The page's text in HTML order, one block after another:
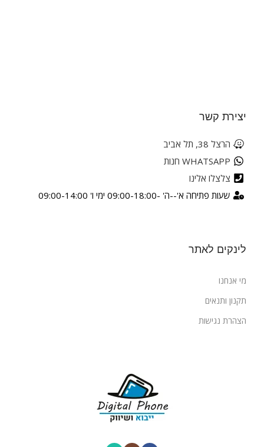
יצירת קשר
הרצל 38, תל אביב
WHATSAPP חנות
צלצלו אלינו
שעות פתיחה א'--ה' -09:00-18:00 ימי ו' 09:00-14:00
לינקים לאתר
מי אנחנו
תקנון ותנאים
הצהרת נגישות